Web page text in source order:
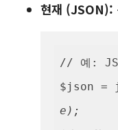
현재 (JSON):
// 예:
$json =
e);